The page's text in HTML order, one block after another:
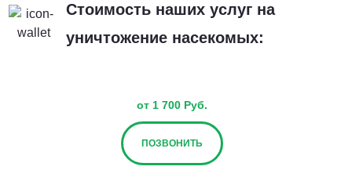
Стоимость наших услуг на
уничтожение насекомых:
от 1 700 Руб.
ПОЗВОНИТЬ